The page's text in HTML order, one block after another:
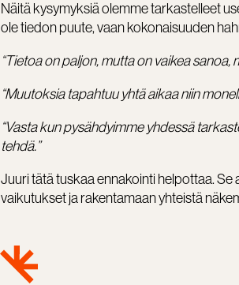
Näitä kysymyksiä olemme tarkastelleet
ole tiedon puute, vaan kokonaisuuden
“Tietoa on paljon, mutta on vaikea sanoa,
“Muutoksia tapahtuu yhtä aikaa niin
“Vasta kun pysähdyimme yhdessä
tehdä.”
Juuri tätä tuskaa ennakointi helpottaa.
vaikutukset ja rakentamaan yhteistä